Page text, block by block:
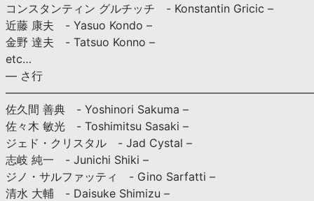
コンスタンティン グルチッチ - Konstantin Gricic –
近藤 康夫 - Yasuo Kondo –
金野 達夫 - Tatsuo Konno –
etc…
— さ行
佐久間 善典 - Yoshinori Sakuma –
佐々木 敏光 - Toshimitsu Sasaki –
ジェド・クリスタル - Jad Cystal –
志岐 純一 - Junichi Shiki –
ジノ・サルファッティ - Gino Sarfatti –
清水 大輔 - Daisuke Shimizu –